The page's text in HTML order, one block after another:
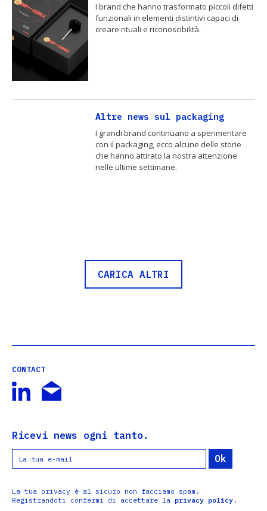
I brand che hanno trasformato piccoli difetti
funzionali in elementi distintivi capaci di
creare rituali e riconoscibilità.
Altre news sul packaging
I grandi brand continuano a sperimentare
con il packaging, ecco alcune delle storie
che hanno attirato la nostra attenzione
nelle ultime settimane.
CARICA ALTRI
CONTACT
Ricevi news ogni tanto.
La tua privacy è al sicuro non facciamo spam.
Registrandoti confermi di accettare la privacy policy .